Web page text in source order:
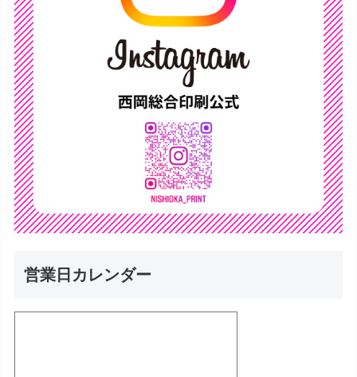
営業日カレンダー